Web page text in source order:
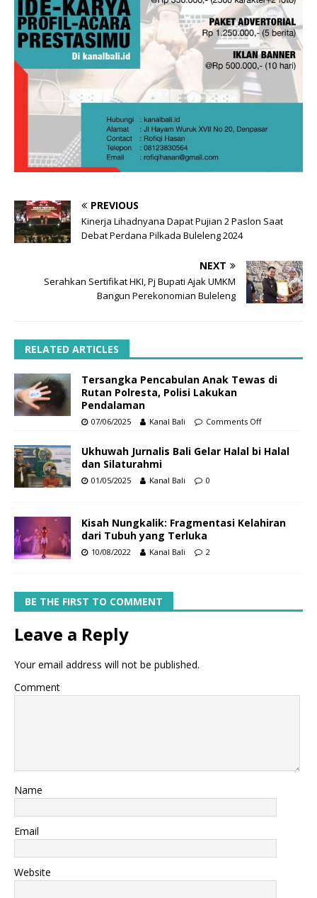
PREVIOUS
Kinerja Lihadnyana Dapat Pujian 2 Paslon Saat
Debat Perdana Pilkada Buleleng 2024
NEXT
Serahkan Sertifikat HKI, Pj Bupati Ajak UMKM
Bangun Perekonomian Buleleng
RELATED ARTICLES
Tersangka Pencabulan Anak Tewas di
Rutan Polresta, Polisi Lakukan
Pendalaman
07/06/2025 Kanal Bali Comments Off
Ukhuwah Jurnalis Bali Gelar Halal bi Halal
dan Silaturahmi
01/05/2025 Kanal Bali 0
Kisah Nungkalik: Fragmentasi Kelahiran
dari Tubuh yang Terluka
10/08/2022 Kanal Bali 2
BE THE FIRST TO COMMENT
Leave a Reply
Your email address will not be published.
Comment
Name
Email
Website